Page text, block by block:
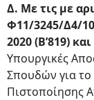
Δ. Με τις με
Φ11/3245/Δ4/
2020 (Β’819)
Υπουργικές
Σπουδών για
Πιστοποίησης